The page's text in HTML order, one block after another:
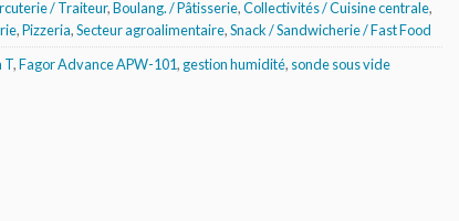
/ Traiteur,Boulang. / Pâtisserie,Collectivités / Cuisine centrale,
,Pizzeria,Secteur agroalimentaire,Snack / Sandwicherie / Fast Food
T,Fagor Advance APW-101, gestion humidité, sonde sous vide